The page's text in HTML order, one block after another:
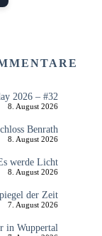
2026 – #32
8. August 2026
Benrath
8. August 2026
werde Licht
8. August 2026
der Zeit
7. August 2026
in Wuppertal